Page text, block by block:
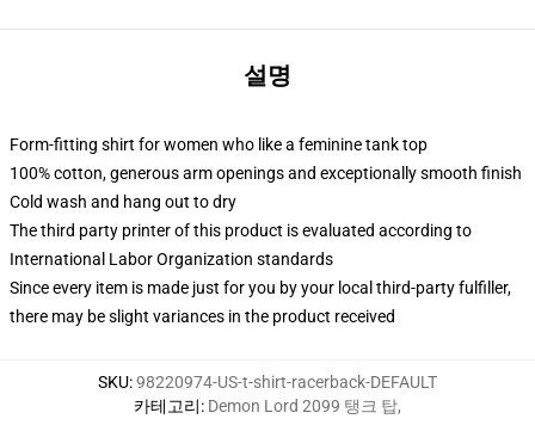
설명
Form-fitting shirt for women who like a feminine tank top
100% cotton, generous arm openings and exceptionally smooth finish
Cold wash and hang out to dry
The third party printer of this product is evaluated according to
International Labor Organization standards
Since every item is made just for you by your local third-party fulfiller,
there may be slight variances in the product received
SKU:98220974-US-t-shirt-racerback-DEFAULT
카테고리: Demon Lord 2099 탱크 탑,